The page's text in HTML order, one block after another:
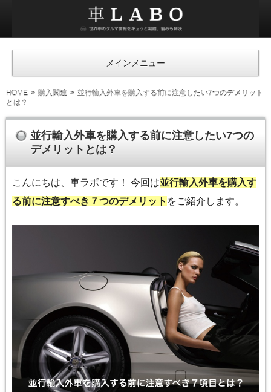
ラ
ボ
メインメニュー
HOME 購入関連
並行輸入外車を購入する前に注意したい7つのデメリット
とは？
並行輸入外車を購入する前に注意したい7つの
デメリットとは？
こんにちは、車ラボです！ 今回は並行輸入外車を購入す
る前に注意すべき７つのデメリット をご紹介します。